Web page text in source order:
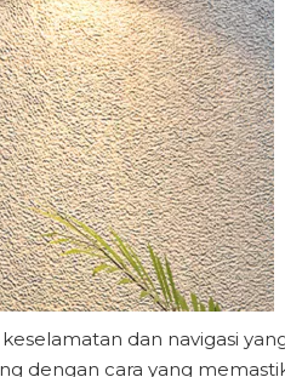
dan navigasi
dengan cara yang